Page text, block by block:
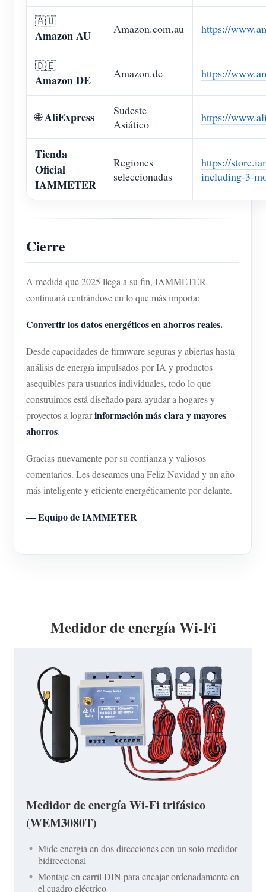
🇦🇺
Amazon AU Amazon.com.au https://
🇩🇪
Amazon DE Amazon.de https://
🌐AliExpress
Sudeste
Asiático
https://
Tienda
Oficial
IAMMETER
Regiones
seleccionadas
https://
including-3-
Cierre
A medida que 2025 llega a su fin, IAMMETER
continuará centrándose en lo que más importa:
Convertir los datos energéticos en ahorros reales.
Desde capacidades de firmware seguras y abiertas hasta
análisis de energía impulsados por IA y productos
asequibles para usuarios individuales, todo lo que
construimos está diseñado para ayudar a hogares y
proyectos a lograrinformación más clara y mayores
ahorros.
Gracias nuevamente por su confianza y valiosos
comentarios. Les deseamos una Feliz Navidad y un año
más inteligente y eficiente energéticamente por delante.
— Equipo de IAMMETER
Medidor de energía Wi-Fi
Medidor de energía Wi-Fi trifásico
(WEM3080T)
Mide energía en dos direcciones con un solo medidor
bidireccional
Montaje en carril DIN para encajar ordenadamente en
el cuadro eléctrico